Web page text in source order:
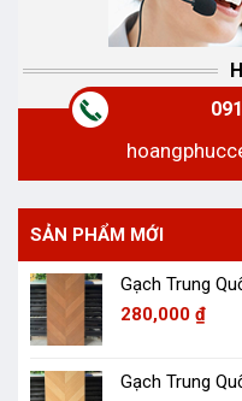
SẢN PHẨM MỚI
Gạch Trung
280,000 ₫
Gạch Trung